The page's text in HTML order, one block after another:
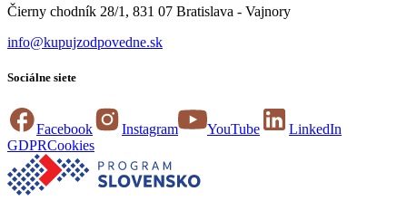
Čierny chodník 28/1, 831 07 Bratislava - Vajnory
info@kupujzodpovedne.sk
Sociálne siete
Facebook Instagram YouTube
LinkedIn
GDPRCookies